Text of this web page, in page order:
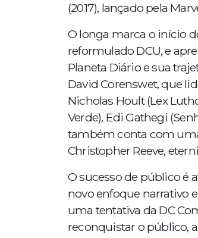
(2017), lançado pela
O longa marca o início
reformulado DCU, e
Planeta Diário e sua
David Corenswet, que
Nicholas Hoult (Lex
Verde), Edi Gathegi
também conta com
Christopher Reeve,
O sucesso de público é
novo enfoque narrativo
uma tentativa da DC
reconquistar o público,